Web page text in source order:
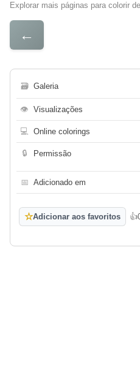
Explorar mais páginas para colorir
←
🗃 Galeria
👁 Visualizações
💻 Online colorings
🔒 Permissão
📅 Adicionado em
☆Adicionar aos favoritos 👍